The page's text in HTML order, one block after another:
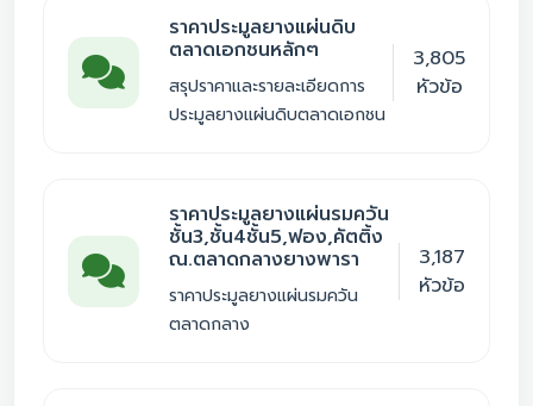
ราคาประมูลยางแผ่นดิบ
ตลาดเอกชนหลักๆ
สรุปราคาและรายละเอียดการ
ประมูลยางแผ่นดิบตลาดเอกชน
3,805
หัวข้อ
ราคาประมูลยางแผ่นรมควัน
ชั้น3,ชั้น4ชั้น5,ฟอง,คัตติ้ง
ณ.ตลาดกลางยางพารา
ราคาประมูลยางแผ่นรมควัน
ตลาดกลาง
3,187
หัวข้อ